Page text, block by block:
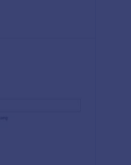
kami untuk
sesuai
dan unggahan ke
Salin formulir ini